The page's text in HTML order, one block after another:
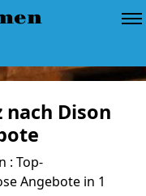
Dison
: Top-
Angebote in 1